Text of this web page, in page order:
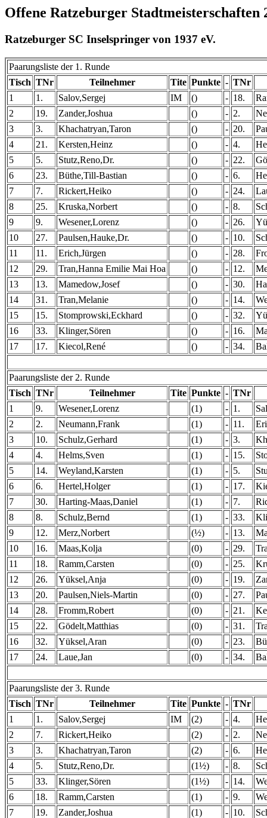
Offene Ratzeburger Stadtmeisterschaften
Ratzeburger SC Inselspringer von 1937 eV.
Paarungsliste der 1. Runde
Tisch TNr Teilnehmer Tite Punkte - TNr
1
1. Salov,Sergej IM () - 18.
2
19. Zander,Joshua () - 2.
3
3. Khachatryan,Taron () - 20.
4
21. Kersten,Heinz () - 4.
5
5. Stutz,Reno,Dr. () - 22.
6
23. Büthe,Till-Bastian () - 6.
7
7. Rickert,Heiko () - 24.
8
25. Kruska,Norbert () - 8.
9
9. Wesener,Lorenz () - 26.
10
27. Paulsen,Hauke,Dr. () - 10.
11
11. Erich,Jürgen () - 28.
12
29. Tran,Hanna Emilie Mai Hoa () - 12.
13
13. Mamedow,Josef () - 30.
14
31. Tran,Melanie () - 14.
15
15. Stomprowski,Eckhard () - 32.
16
33. Klinger,Sören () - 16.
17
17. Kiecol,René () - 34.
Paarungsliste der 2. Runde
Tisch TNr Teilnehmer Tite Punkte - TNr
1
9. Wesener,Lorenz (1) - 1.
2
2. Neumann,Frank (1) - 11.
3
10. Schulz,Gerhard (1) - 3.
4
4. Helms,Sven (1) - 15.
5
14. Weyland,Karsten (1) - 5.
6
6. Hertel,Holger (1) - 17.
7
30. Harting-Maas,Daniel (1) - 7.
8
8. Schulz,Bernd (1) - 33.
9
12. Merz,Norbert (½) - 13.
10
16. Maas,Kolja (0) - 29.
11
18. Ramm,Carsten (0) - 25.
12
26. Yüksel,Anja (0) - 19.
13
20. Paulsen,Niels-Martin (0) - 27.
14
28. Fromm,Robert (0) - 21.
15
22. Gödelt,Matthias (0) - 31.
16
32. Yüksel,Aran (0) - 23.
17
24. Laue,Jan (0) - 34.
Paarungsliste der 3. Runde
Tisch TNr Teilnehmer Tite Punkte - TNr
1
1. Salov,Sergej IM (2) - 4.
2
7. Rickert,Heiko (2) - 2.
3
3. Khachatryan,Taron (2) - 6.
4
5. Stutz,Reno,Dr. (1½) - 8.
5
33. Klinger,Sören (1½) - 14.
6
18. Ramm,Carsten (1) - 9.
7
19. Zander,Joshua (1) - 10.